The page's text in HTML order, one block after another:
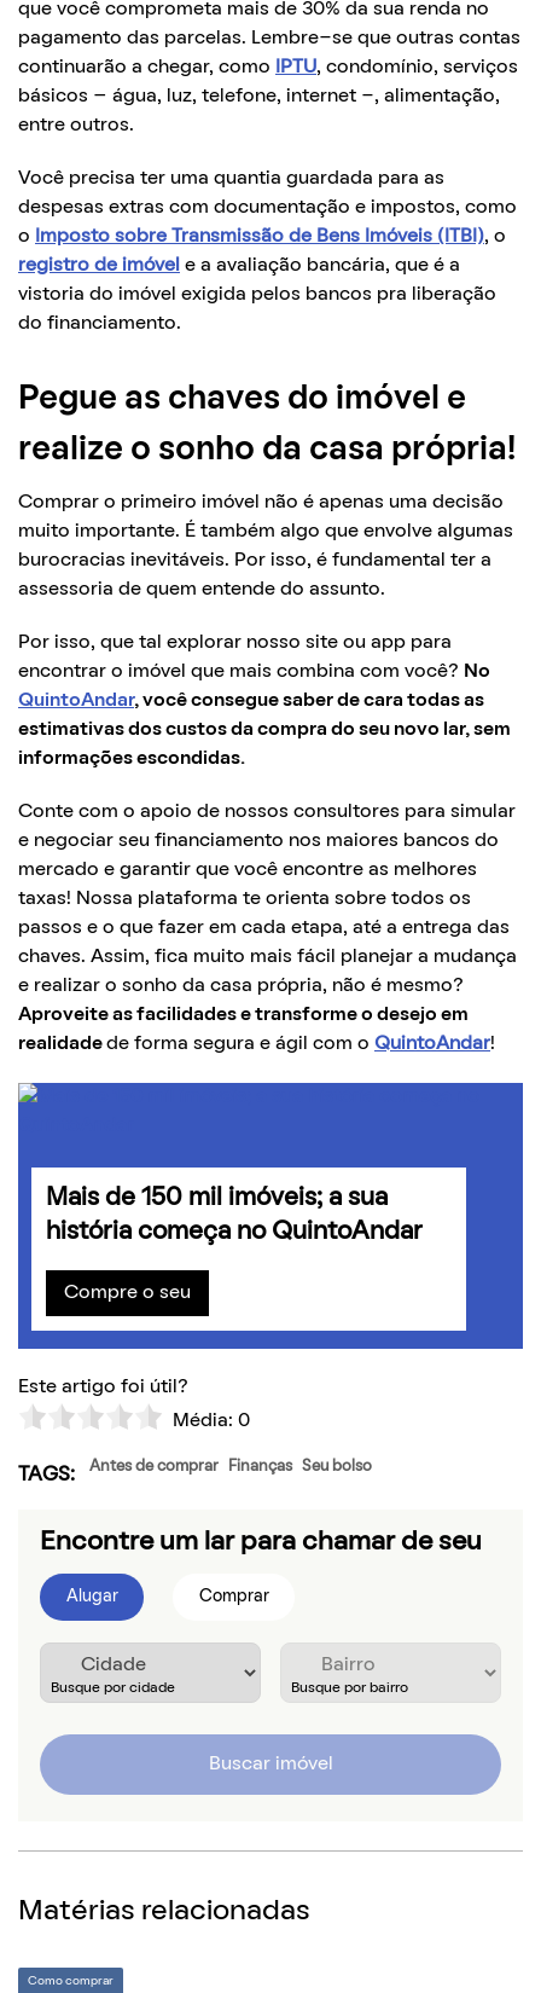
que você comprometa mais de 30% da sua renda no
pagamento das parcelas. Lembre-se que outras contas
continuarão a chegar, como
IPTU, condomínio, serviços
básicos – água, luz, telefone, internet -, alimentação,
entre outros.
Você precisa ter uma quantia guardada para as
despesas extras com documentação e impostos, como
o
Imposto sobre Transmissão de Bens Imóveis (ITBI), o
registro de imóvel e a avaliação bancária, que é a
vistoria do imóvel exigida pelos bancos pra liberação
do financiamento.
Pegue as chaves do imóvel e
realize o sonho da casa própria!
Comprar o primeiro imóvel não é apenas uma decisão
muito importante. É também algo que envolve algumas
burocracias inevitáveis. Por isso, é fundamental ter a
assessoria de quem entende do assunto.
Por isso, que tal explorar nosso site ou app para
encontrar o imóvel que mais combina com você? No
QuintoAndar, você consegue saber de cara todas as
estimativas dos custos da compra do seu novo lar, sem
informações escondidas.
Conte com o apoio de nossos consultores para simular
e negociar seu financiamento nos maiores bancos do
mercado e garantir que você encontre as melhores
taxas! Nossa plataforma te orienta sobre todos os
passos e o que fazer em cada etapa, até a entrega das
chaves. Assim, fica muito mais fácil planejar a mudança
e realizar o sonho da casa própria, não é mesmo?
Aproveite as facilidades e transforme o desejo em
realidade de forma segura e ágil com o QuintoAndar!
Mais de 150 mil imóveis; a sua
história começa no QuintoAndar
Compre o seu
Este artigo foi útil?
Média: 0
TAGS: Antes de comprar Finanças Seu bolso
Encontre um lar para chamar de seu
Alugar Comprar
Buscar imóvel
Matérias relacionadas
Como comprar